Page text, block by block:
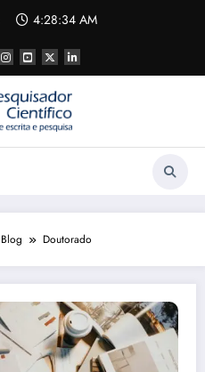
4:28:34 AM
Blog Doutorado